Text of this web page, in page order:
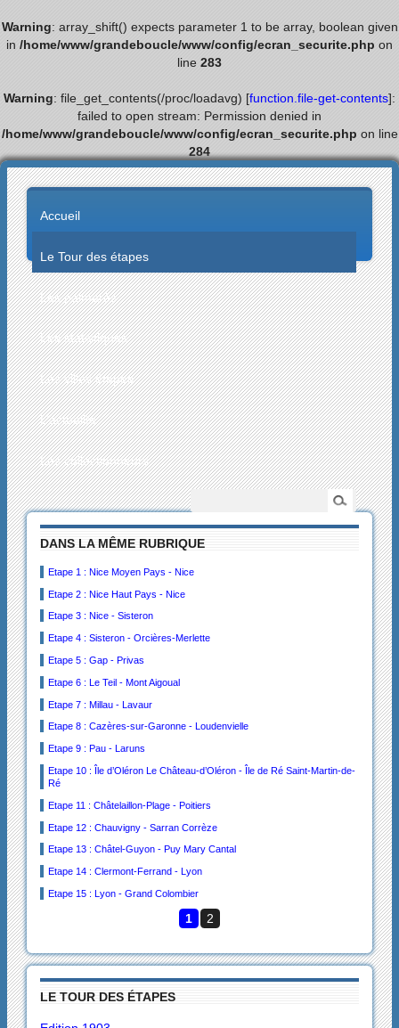
Warning: array_shift() expects parameter 1 to be array, boolean given
in /home/www/grandeboucle/www/config/ecran_securite.php on
line 283
Warning: file_get_contents(/proc/loadavg) [function.file-get-contents]:
failed to open stream: Permission denied in
/home/www/grandeboucle/www/config/ecran_securite.php on line
284
Accueil
Le Tour des étapes
Les palmarès
Les statistiques
Les villes étapes
L’actualité
Les collectionneurs
DANS LA MÊME RUBRIQUE
Etape 1 : Nice Moyen Pays - Nice
Etape 2 : Nice Haut Pays - Nice
Etape 3 : Nice - Sisteron
Etape 4 : Sisteron - Orcières-Merlette
Etape 5 : Gap - Privas
Etape 6 : Le Teil - Mont Aigoual
Etape 7 : Millau - Lavaur
Etape 8 : Cazères-sur-Garonne - Loudenvielle
Etape 9 : Pau - Laruns
Etape 10 : Île d’Oléron Le Château-d’Oléron - Île de Ré Saint-Martin-de-
Ré
Etape 11 : Châtelaillon-Plage - Poitiers
Etape 12 : Chauvigny - Sarran Corrèze
Etape 13 : Châtel-Guyon - Puy Mary Cantal
Etape 14 : Clermont-Ferrand - Lyon
Etape 15 : Lyon - Grand Colombier
1 2
LE TOUR DES ÉTAPES